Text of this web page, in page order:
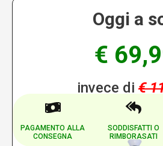
Oggi a
€
invece di €
PAGAMENTO ALLA
CONSEGNA
SODDISFATTI O
RIMBORASATI